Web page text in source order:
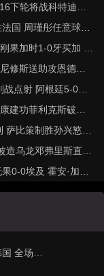
下轮将战科特迪瓦
国 周瑾彤任意球世
果加时1-0牙买加 图
修斯送助攻恩德里
点射 阿根廷5-0赞
建功菲利克斯破门B
比策制胜孙兴慜金
乌龙邓弗里斯直红
0-0埃及 霍安·加西
场录像